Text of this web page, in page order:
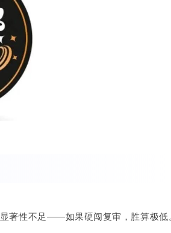
著性不足——如果硬闯复审，胜算极低